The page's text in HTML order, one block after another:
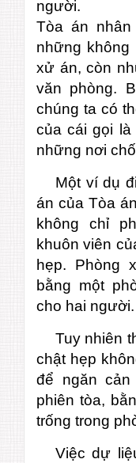
người.
Tòa án
những không
xử án, còn
văn phòng.
chúng ta có
của cái gọi
những nơi
Một ví dụ
án của Tòa
không chỉ
khuôn viên
hẹp. Phòng
bằng một
cho hai người.
Tuy nhiên
chật hẹp
để ngăn
phiên tòa,
trống trong
Việc dự